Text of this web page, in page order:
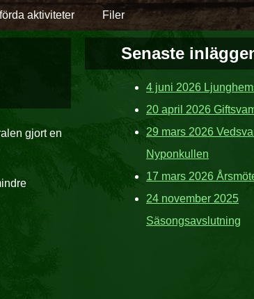
aktiviteter Filer
gjort en
Senaste
4 juni 2026
20 april 2026
29 mars 2026
Nyponkullen
17 mars 2026
24 november 2025
Säsongsavslutning